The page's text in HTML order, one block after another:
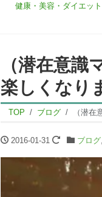
健康・美容・ダイエット
（潜在意
楽しくなり
TOP ブログ （潜
2016-01-31 ブログ,